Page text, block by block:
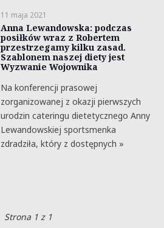
11 maja 2021
Anna Lewandowska: podczas
posiłków wraz z Robertem
przestrzegamy kilku zasad.
Szablonem naszej diety jest
Wyzwanie Wojownika
Na konferencji prasowej
zorganizowanej z okazji pierwszych
urodzin cateringu dietetycznego Anny
Lewandowskiej sportsmenka
zdradziła, który z dostępnych »
Strona 1 z 1